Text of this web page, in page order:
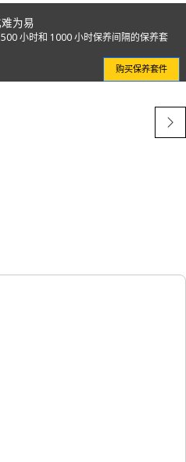
和可靠性，值得 Cat 用户信
效的保养至关重要，所以，Cat
保护和优化 Cat 设备的性能。
器滤芯配合工作，能够以经济高
并延长设备在作业现场的正常工
为易
小时和 1000 小时保养间隔的保养套
购买保养套件